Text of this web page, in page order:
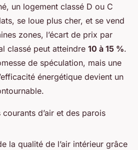
un logement classé D ou C
se loue plus cher, et se vend
zones, l’écart de prix par
classé peut atteindre 10 à 15 %.
de spéculation, mais une
énergétique devient un
d’air et des parois
la qualité de l’air intérieur grâce